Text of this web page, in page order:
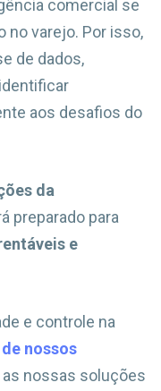
comercial se
no varejo. Por isso,
de dados,
aos desafios do
da
preparado para
e
e controle na
nossos
nossas soluções